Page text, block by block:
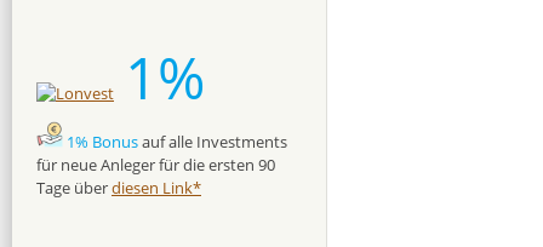
1%
1% Bonusauf alle Investments
für neue Anleger für die ersten 90
Tage überdiesen Link*